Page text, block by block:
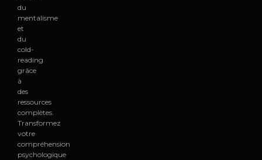
du
mentalisme
et
du
cold-
reading
grâce
à
des
ressources
complètes.
Transformez
votre
compréhension
psychologique